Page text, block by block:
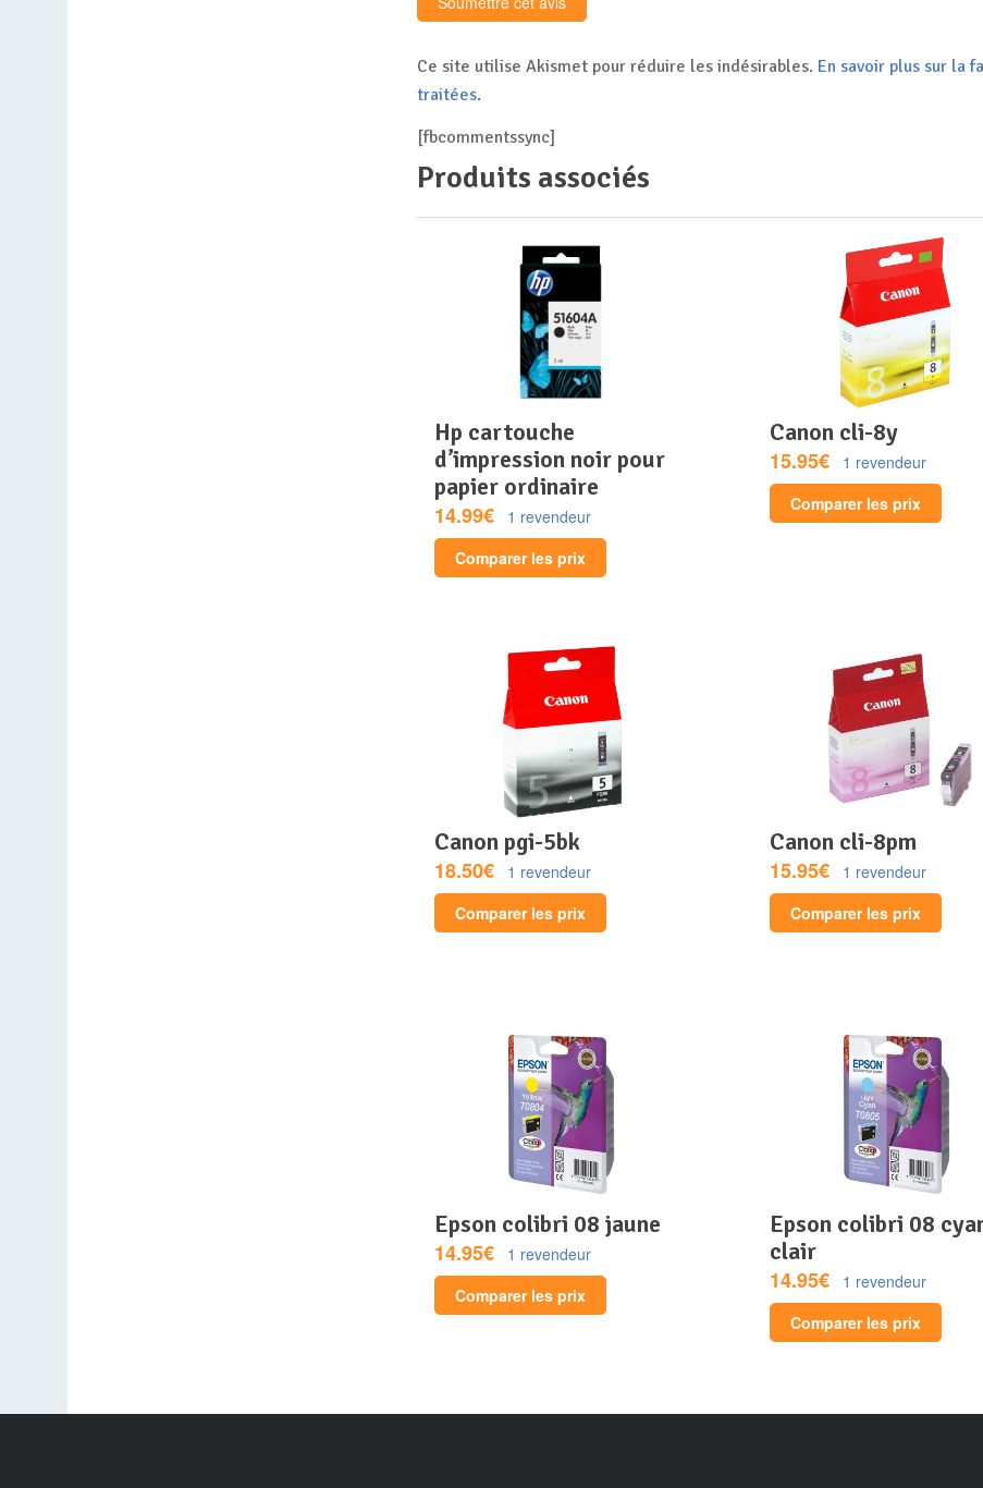
Ce site utilise Akismet pour réduire les indésirables. En savoir plus sur la
traitées.
[fbcommentssync]
Produits associés
hp cartouche
d’impression noir pour
papier ordinaire
14.99€
1 revendeur
Comparer les prix
canon cli-8y
15.95€
1 revendeur
Comparer les prix
canon pgi-5bk
18.50€
1 revendeur
Comparer les prix
canon cli-8pm
15.95€
1 revendeur
Comparer les prix
epson colibri 08 jaune
14.95€
1 revendeur
Comparer les prix
epson colibri 08 cyan
clair
14.95€
1 revendeur
Comparer les prix